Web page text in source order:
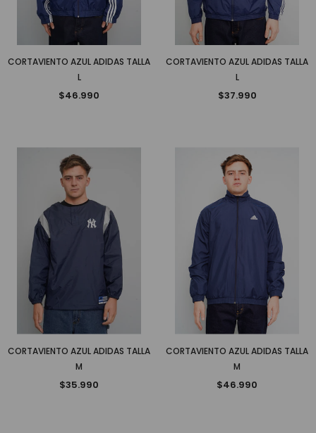
CORTAVIENTO AZUL ADIDAS TALLA
L
$46.990
CORTAVIENTO AZUL ADIDAS TALLA
L
$37.990
CORTAVIENTO AZUL ADIDAS TALLA
M
$35.990
CORTAVIENTO AZUL ADIDAS TALLA
M
$46.990